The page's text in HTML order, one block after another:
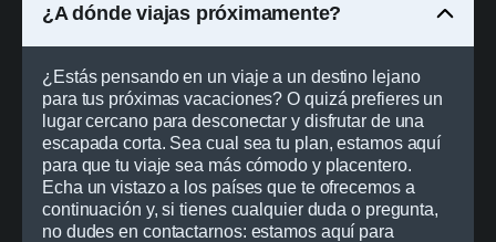
¿A dónde viajas próximamente?
¿Estás pensando en un viaje a un destino lejano
para tus próximas vacaciones? O quizá prefieres un
lugar cercano para desconectar y disfrutar de una
escapada corta. Sea cual sea tu plan, estamos aquí
para que tu viaje sea más cómodo y placentero.
Echa un vistazo a los países que te ofrecemos a
continuación y, si tienes cualquier duda o pregunta,
no dudes en contactarnos: estamos aquí para